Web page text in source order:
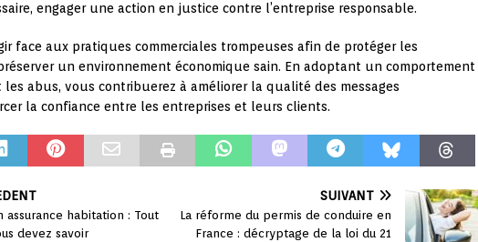
engager une action en justice contre l’entreprise responsable.
face aux pratiques commerciales trompeuses afin de protéger les
un environnement économique sain. En adoptant un comportement
abus, vous contribuerez à améliorer la qualité des messages
la confiance entre les entreprises et leurs clients.
assurance habitation : Tout
devez savoir
SUIVANT
La réforme du permis de conduire en
France : décryptage de la loi du 21